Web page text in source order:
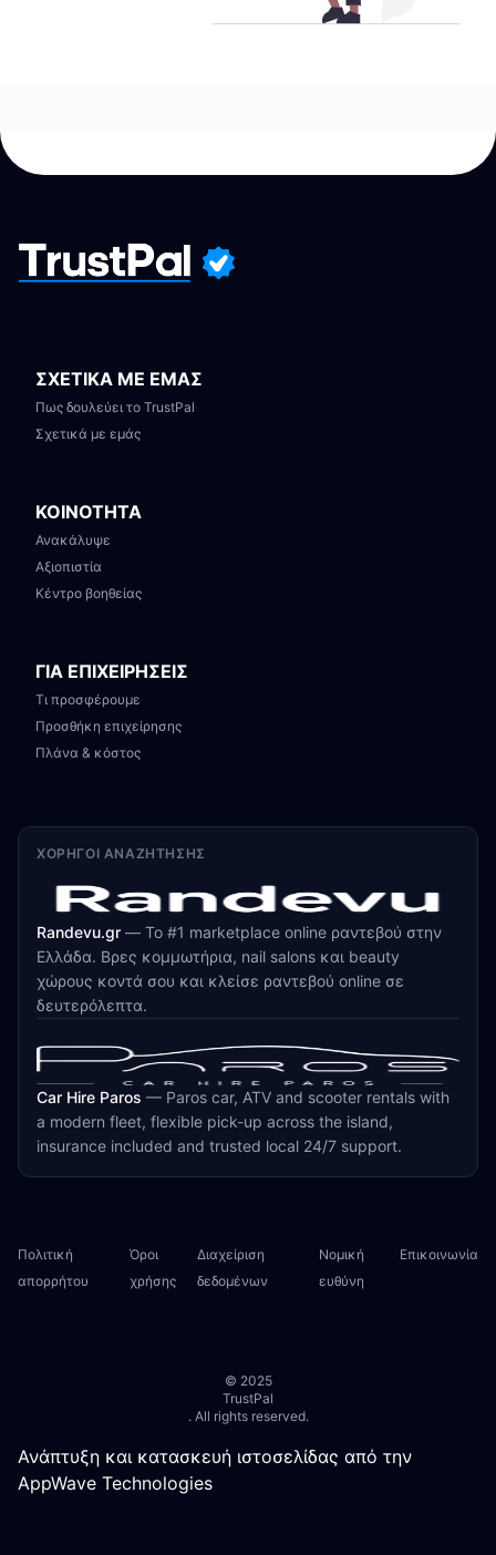
ΣΧΕΤΙΚΑ ΜΕ ΕΜΑΣ
Πως δουλεύει το TrustPal
Σχετικά με εμάς
ΚΟΙΝΟΤΗΤΑ
Ανακάλυψε
Αξιοπιστία
Κέντρο βοηθείας
ΓΙΑ ΕΠΙΧΕΙΡΗΣΕΙΣ
Τι προσφέρουμε
Προσθήκη επιχείρησης
Πλάνα & κόστος
ΧΟΡΗΓΟΊ ΑΝΑΖΉΤΗΣΗΣ
Randevu.gr — Το #1 marketplace online ραντεβού στην
Ελλάδα. Βρες κομμωτήρια, nail salons και beauty
χώρους κοντά σου και κλείσε ραντεβού online σε
δευτερόλεπτα.
Car Hire Paros — Paros car, ATV and scooter rentals with
a modern fleet, flexible pick-up across the island,
insurance included and trusted local 24/7 support.
Πολιτική
απορρήτου
Όροι
χρήσης
Διαχείριση
δεδομένων
Νομική
ευθύνη
Επικοινωνία
© 2025
TrustPal
. All rights reserved.
Ανάπτυξη και κατασκευή ιστοσελίδας από την
AppWave Technologies